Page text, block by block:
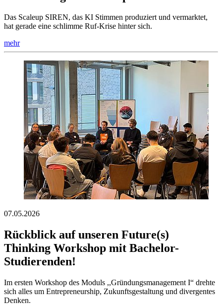
Das Scaleup SIREN, das KI Stimmen produziert und vermarktet,
hat gerade eine schlimme Ruf-Krise hinter sich.
mehr
07.05.2026
Rückblick auf unseren Future(s)
Thinking Workshop mit Bachelor-
Studierenden!
Im ersten Workshop des Moduls ,,Gründungsmanagement I“ drehte
sich alles um Entrepreneurship, Zukunftsgestaltung und divergentes
Denken.